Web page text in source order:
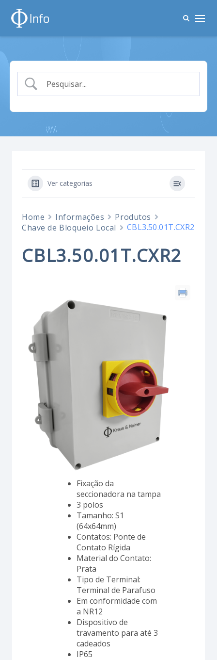
Ver categorias
Home Informações
Produtos
Chave de Bloqueio Local
CBL3.50.01T.CXR2
CBL3.50.01T.CXR2
Fixação da
seccionadora na tampa
3 polos
Tamanho: S1
(64x64mm)
Contatos: Ponte de
Contato Rígida
Material do Contato:
Prata
Tipo de Terminal:
Terminal de Parafuso
Em conformidade com
a NR12
Dispositivo de
travamento para até 3
cadeados
IP65